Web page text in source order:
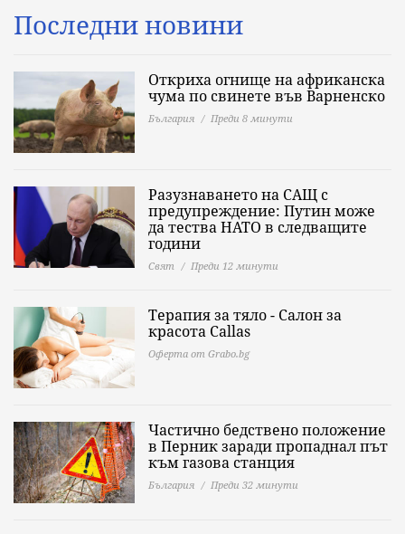
Последни новини
Откриха огнище на африканска
чума по свинете във Варненско
България Преди 8 минути
Разузнаването на САЩ с
предупреждение: Путин може
да тества НАТО в следващите
години
Свят Преди 12 минути
Терапия за тяло - Салон за
красота Callas
Оферта от Grabo.bg
Частично бедствено положение
в Перник заради пропаднал път
към газова станция
България Преди 32 минути